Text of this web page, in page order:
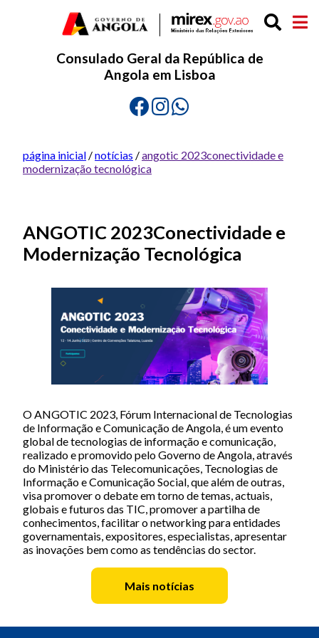
Consulado Geral da República de
Angola em Lisboa
página inicial /notícias /angotic 2023conectividade e
modernização tecnológica
ANGOTIC 2023Conectividade e
Modernização Tecnológica
O ANGOTIC 2023, Fórum Internacional de Tecnologias
de Informação e Comunicação de Angola, é um evento
global de tecnologias de informação e comunicação,
realizado e promovido pelo Governo de Angola, através
do Ministério das Telecomunicações, Tecnologias de
Informação e Comunicação Social, que além de outras,
visa promover o debate em torno de temas, actuais,
globais e futuros das TIC, promover a partilha de
conhecimentos, facilitar o networking para entidades
governamentais, expositores, especialistas, apresentar
as inovações bem como as tendências do sector.
Mais notícias